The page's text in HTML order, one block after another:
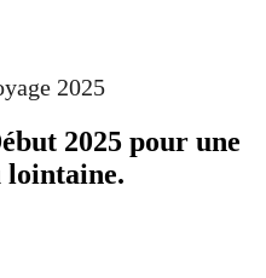
2025
2025 pour une
lointaine.